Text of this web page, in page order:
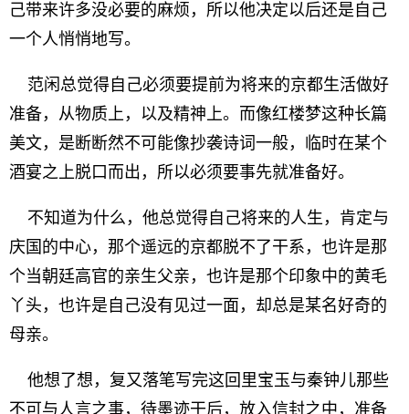
己带来许多没必要的麻烦，所以他决定以后还是自己
一个人悄悄地写。
范闲总觉得自己必须要提前为将来的京都生活做好
准备，从物质上，以及精神上。而像红楼梦这种长篇
美文，是断断然不可能像抄袭诗词一般，临时在某个
酒宴之上脱口而出，所以必须要事先就准备好。
不知道为什么，他总觉得自己将来的人生，肯定与
庆国的中心，那个遥远的京都脱不了干系，也许是那
个当朝廷高官的亲生父亲，也许是那个印象中的黄毛
丫头，也许是自己没有见过一面，却总是某名好奇的
母亲。
他想了想，复又落笔写完这回里宝玉与秦钟儿那些
不可与人言之事，待墨迹干后，放入信封之中，准备